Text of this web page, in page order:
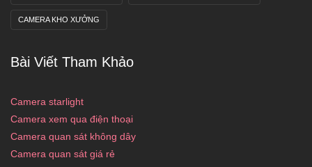
CAMERA KHO XƯỞNG
Bài Viết Tham Khảo
Camera starlight
Camera xem qua điện thoại
Camera quan sát không dây
Camera quan sát giá rẻ